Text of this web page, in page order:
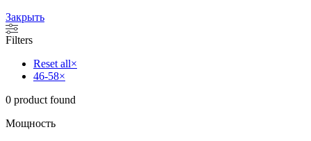
Закрыть
Filters
Reset all×
46-58×
0 product found
Мощность